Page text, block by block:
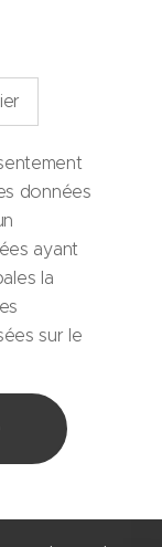
données
ayant
la
sur le